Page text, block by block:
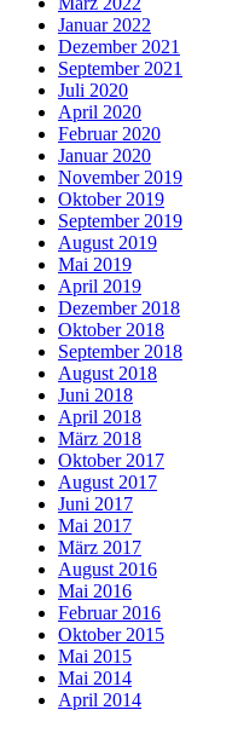
Januar 2022
Dezember 2021
September 2021
Juli 2020
April 2020
Februar 2020
Januar 2020
November 2019
Oktober 2019
September 2019
August 2019
Mai 2019
April 2019
Dezember 2018
Oktober 2018
September 2018
August 2018
Juni 2018
April 2018
März 2018
Oktober 2017
August 2017
Juni 2017
Mai 2017
März 2017
August 2016
Mai 2016
Februar 2016
Oktober 2015
Mai 2015
Mai 2014
April 2014